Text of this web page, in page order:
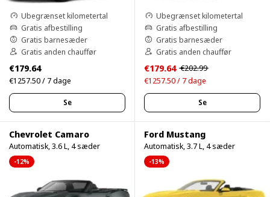
Ubegrænset kilometertal
Gratis afbestilling
Gratis barnesæder
Gratis anden chauffør
€179.64
€1257.50 / 7 dage
Se
Ubegrænset kilometertal
Gratis afbestilling
Gratis barnesæder
Gratis anden chauffør
€179.64 €202.99
€1257.50 / 7 dage
Se
Chevrolet Camaro
Automatisk, 3.6 L, 4 sæder
-12%
Ford Mustang
Automatisk, 3.7 L, 4 sæder
-13%